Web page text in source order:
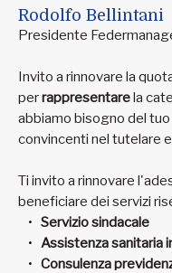
Rodolfo Bellintani
Presidente
Invito a rinnovare la
perrappresentarela
abbiamo bisogno del
convincenti nel tutelare
Ti invito a rinnovare
beneficiare dei servizi
Servizio sindacale
Assistenza sanitaria
Consulenza